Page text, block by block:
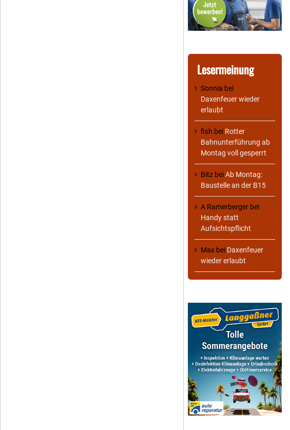
Lesermeinung
Sonnia bei
Daxenfeuer wieder
erlaubt
fish bei Rotter
Bahnunterführung ab
Montag voll gesperrt
Bitz beiAb Montag:
Baustelle an der B15
A Ramerberger bei
Handy statt
Aufsichtspflicht
Max bei Daxenfeuer
wieder erlaubt